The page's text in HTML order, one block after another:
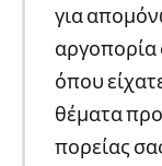
για
αργοπορία
όπου
θέματα
πορείας